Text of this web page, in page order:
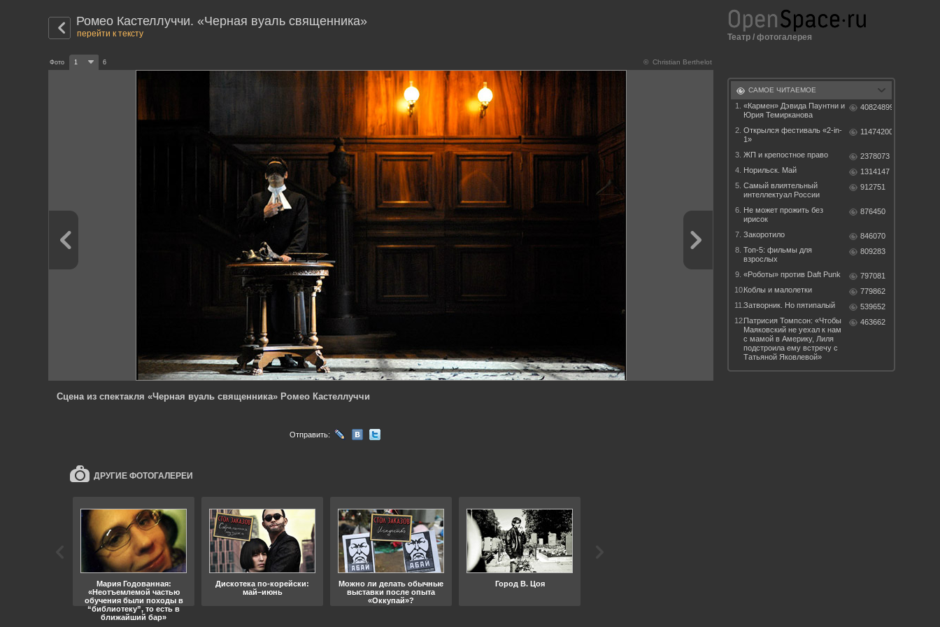
Ромео Кастеллуччи. «Черная вуаль священника»
перейти к тексту
© Christian Berthelot
Фото 1 6
Сцена из спектакля «Черная вуаль священника» Ромео Кастеллуччи
Отправить:
ДРУГИЕ ФОТОГАЛЕРЕИ
Мария Годованная:
«Неотъемлемой частью
обучения были походы в
“библиотеку”, то есть в
ближайший бар»
Дискотека по-корейски:
май–июнь
Можно ли делать обычные
выставки после опыта
«Оккупай»?
Город В. Цоя
Театр / фотогалерея
САМОЕ ЧИТАЕМОЕ
1.
«Кармен» Дэвида Паунтни и
Юрия Темирканова
40824899
2. Открылся фестиваль «2-in-
1»
11474200
3. ЖП и крепостное право
2378073
4. Норильск. Май
1314147
5. Самый влиятельный
интеллектуал России
912751
6. Не может прожить без
ирисок
876450
7. Закоротило
846070
8. Топ-5: фильмы для
взрослых
809283
9. «Роботы» против Daft Punk
797081
10.Коблы и малолетки
779862
11.Затворник. Но пятипалый
539652
12.Патрисия Томпсон: «Чтобы
Маяковский не уехал к нам
с мамой в Америку, Лиля
подстроила ему встречу с
Татьяной Яковлевой»
463662